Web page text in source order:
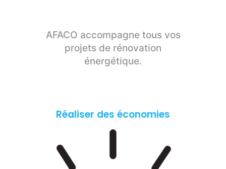
AFACO accompagne tous vos
projets de rénovation
énergétique.
Réaliser des économies